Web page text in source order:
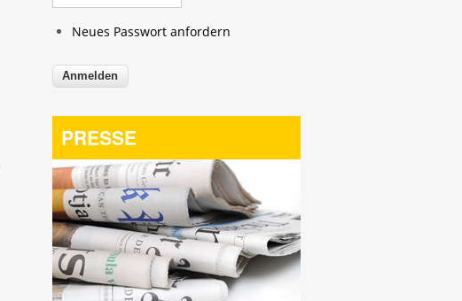
Neues Passwort anfordern
PRESSE